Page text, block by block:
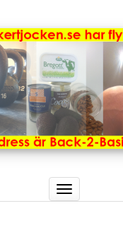
Toggle
navigation